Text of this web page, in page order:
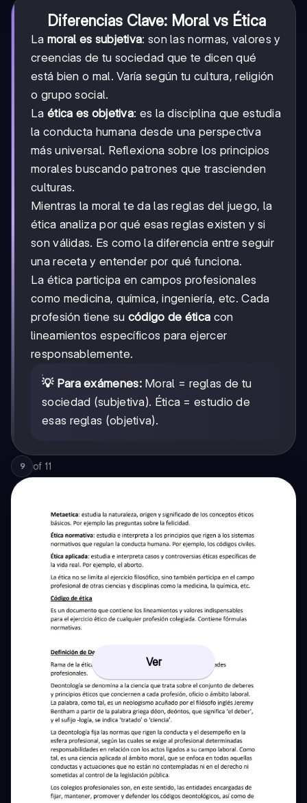
Diferencias Clave: Moral vs Ética
La moral es subjetiva: son las normas, valores y
creencias de tu sociedad que te dicen qué
está bien o mal. Varía según tu cultura, religión
o grupo social.
La ética es objetiva: es la disciplina que estudia
la conducta humana desde una perspectiva
más universal. Reflexiona sobre los principios
morales buscando patrones que trascienden
culturas.
Mientras la moral te da las reglas del juego, la
ética analiza por qué esas reglas existen y si
son válidas. Es como la diferencia entre seguir
una receta y entender por qué funciona.
La ética participa en campos profesionales
como medicina, química, ingeniería, etc. Cada
profesión tiene su código de ética con
lineamientos específicos para ejercer
responsablemente.
💡 Para exámenes:Moral = reglas de tu
sociedad (subjetiva). Ética = estudio de
esas reglas (objetiva).
9 of 11
Ver